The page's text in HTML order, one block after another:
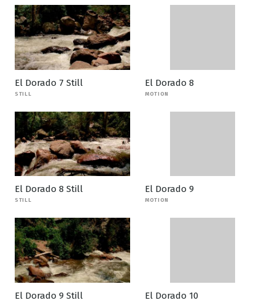
El Dorado 7 Still
STILL
El Dorado 8
MOTION
El Dorado 8 Still
STILL
El Dorado 9
MOTION
El Dorado 9 Still El Dorado 10